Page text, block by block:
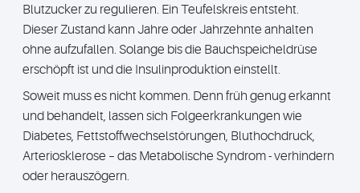
Blutzucker zu regulieren. Ein Teufelskreis entsteht.
Dieser Zustand kann Jahre oder Jahrzehnte anhalten
ohne aufzufallen. Solange bis die Bauchspeicheldrüse
erschöpft ist und die Insulinproduktion einstellt.
Soweit muss es nicht kommen. Denn früh genug erkannt
und behandelt, lassen sich Folgeerkrankungen wie
Diabetes, Fettstoffwechselstörungen, Bluthochdruck,
Arteriosklerose – das Metabolische Syndrom - verhindern
oder herauszögern.